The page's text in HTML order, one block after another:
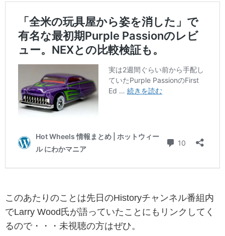
このあたりのことは先日のHistoryチャンネル番組内
でLarry Wood氏が語っていたことにもリンクしてく
るので・・・未視聴の方はぜひ。